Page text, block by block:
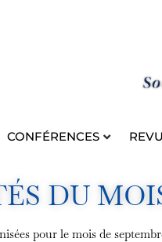
CONFÉRENCES
DU
pour le mois de